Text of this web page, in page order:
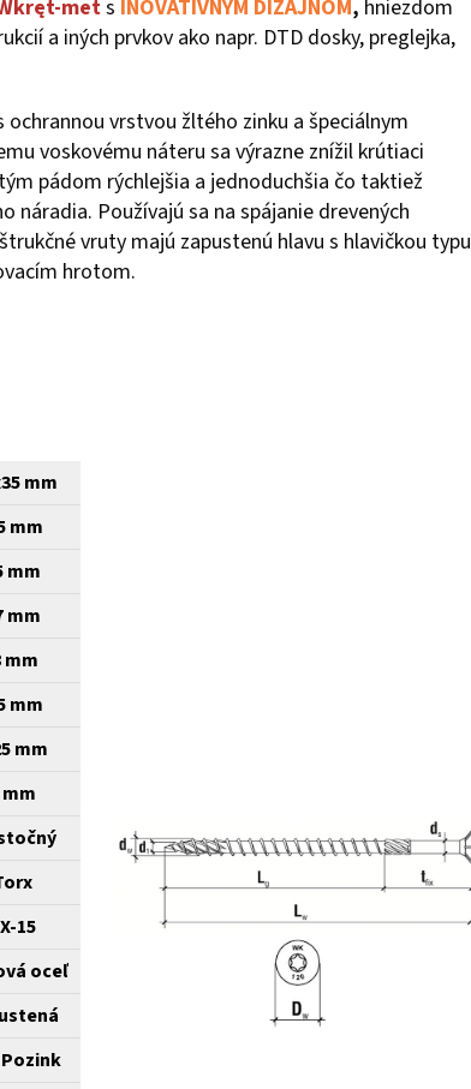
mets INOVATÍVNYM DIZAJNOM, hniezdom
a iných prvkov ako napr. DTD dosky, preglejka,
ochrannou vrstvou žltého zinku a špeciálnym
voskovému náteru sa výrazne znížil krútiaci
pádom rýchlejšia a jednoduchšia čo taktiež
Používajú sa na spájanie drevených
vruty majú zapustenú hlavu s hlavičkou typu
hrotom.
mm
mm
mm
mm
mm
mm
mm
mm
15
oceľ